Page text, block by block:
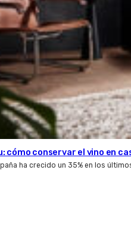
cómo conservar el vino en
ha crecido un 35% en los